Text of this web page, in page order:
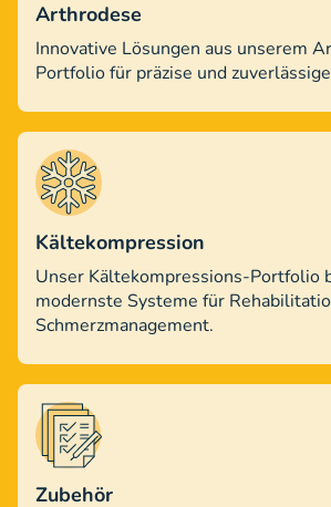
Arthrodese
Innovative Lösungen aus unserem
Portfolio für präzise und
Kältekompression
Unser Kältekompressions-Portfolio
modernste Systeme für
Schmerzmanagement.
Zubehör